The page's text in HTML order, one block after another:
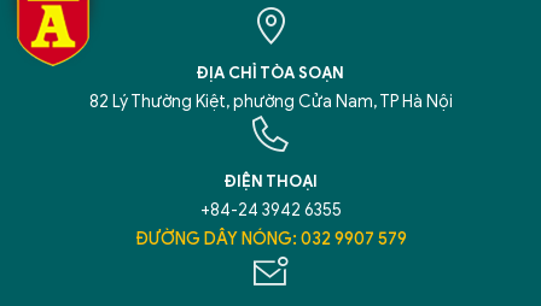
ĐỊA CHỈ TÒA SOẠN
82 Lý Thường Kiệt, phường Cửa Nam, TP Hà Nội
ĐIỆN THOẠI
+84-24 3942 6355
ĐƯỜNG DÂY NÓNG: 032 9907 579
TÔI LÀ CHATBOT CỦA
Hãy hỏi tôi bất kỳ điều gì bạn cần biết về
An Ninh Thủ Đô nhé. Tôi sẵn sàng hỗ trợ!